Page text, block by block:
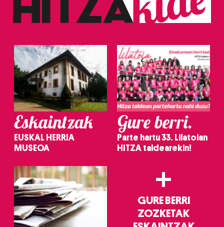
erabiltzeko baimen esplizitua ematen diguzu.
Gehiago
Eskaintzak
EUSKAL HERRIA
MUSEOA
Gure berri.
Parte hartu 33. Lilatoian
HITZA taldearekin!
+
GURE BERRI
ZOZKETAK